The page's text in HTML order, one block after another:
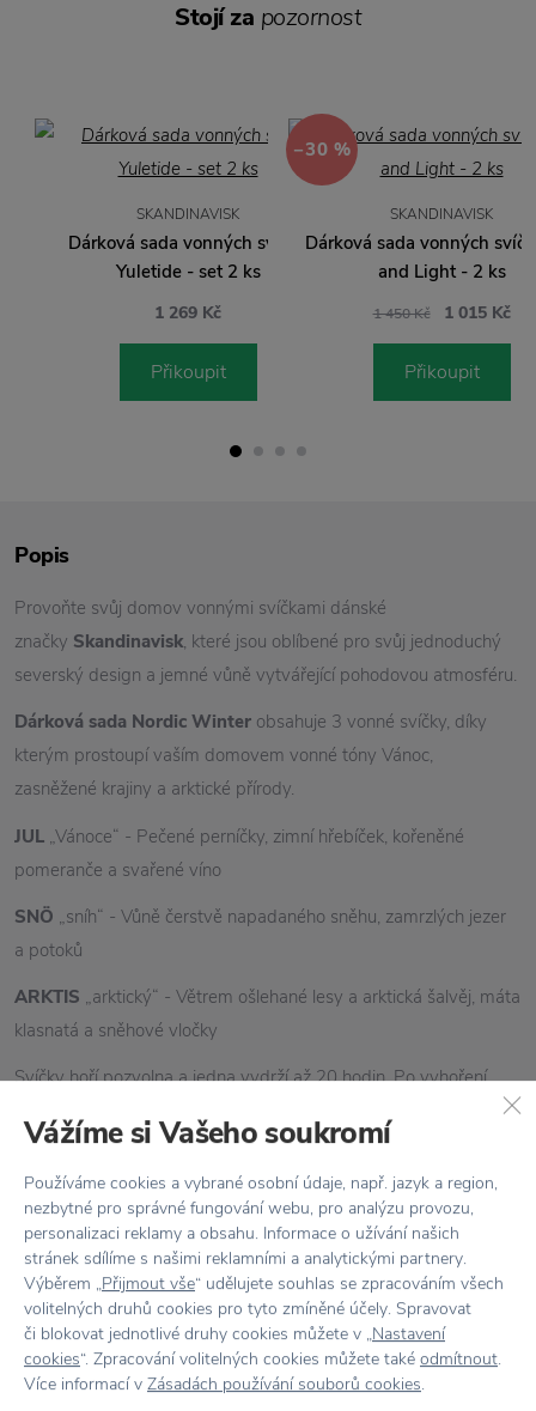
Popis
Provoňte svůj domov vonnými svíčkami dánské
značky Skandinavisk, které jsou oblíbené pro svůj jednoduchý
severský design a jemné vůně vytvářející pohodovou atmosféru.
Dárková sada Nordic Winter obsahuje 3 vonné svíčky, díky
kterým prostoupí vaším domovem vonné tóny Vánoc,
zasněžené krajiny a arktické přírody.
JUL „Vánoce“ - Pečené perníčky, zimní hřebíček, kořeněné
pomeranče a svařené víno
SNÖ „sníh“ - Vůně čerstvě napadaného sněhu, zamrzlých jezer
a potoků
ARKTIS „arktický“ - Větrem ošlehané lesy a arktická šalvěj, máta
klasnatá a sněhové vločky
Svíčky hoří pozvolna a jedna vydrží až 20 hodin. Po vyhoření
jako vázičky na květiny. Součástí svíček je dřevěné víčko.
Vonné svíčky Skandinavisk
Vlastnosti
Kód produktu
Balení
Stojí za pozornost
SKANDINAVISK
Dárková sada vonných svíček
Yuletide - set 2 ks
1 269 Kč
Přikoupit
−30 %
SKANDINAVISK
Dárková sada vonných
and Light - 2 ks
1 450 Kč 1 015 Kč
Přikoupit
Vážíme si Vašeho soukromí
Používáme cookies a vybrané osobní údaje, např. jazyk a region,
nezbytné pro správné fungování webu, pro analýzu provozu,
personalizaci reklamy a obsahu. Informace o užívání našich
stránek sdílíme s našimi reklamními a analytickými partnery.
Výběrem „Přijmout vše“ udělujete souhlas se zpracováním všech
volitelných druhů cookies pro tyto zmíněné účely. Spravovat
či blokovat jednotlivé druhy cookies můžete v „Nastavení
cookies“. Zpracování volitelných cookies můžete také odmítnout.
Více informací v Zásadách používání souborů cookies.